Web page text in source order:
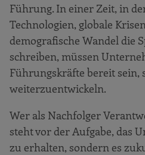
Führung. In einer Zeit, in
Technologien, globale
demografische Wandel die
schreiben, müssen
Führungskräfte bereit
weiterzuentwickeln.
Wer als Nachfolger
steht vor der Aufgabe, das
zu erhalten, sondern es